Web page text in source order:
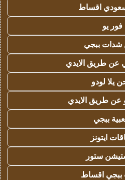
سعودي اقساط
فور يو
ببجي
عن طريق الايدي
يلا لودو
طريق الايدي
ببجي
ايتونز
ستور
اقساط